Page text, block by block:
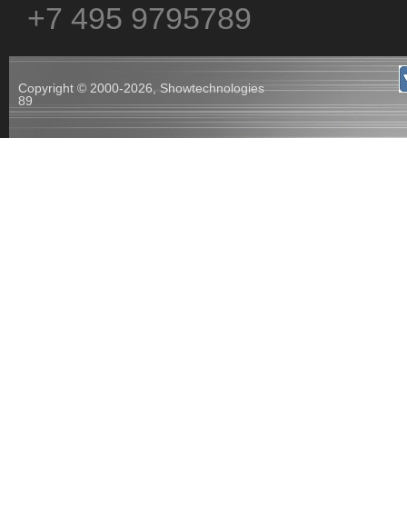
+7 495 9795789
Copyright © 2000-2026, Showtechnologies
89